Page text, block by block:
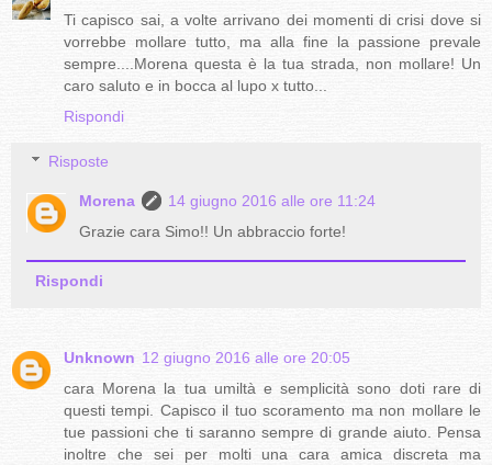
Ti capisco sai, a volte arrivano dei momenti di crisi dove si
vorrebbe mollare tutto, ma alla fine la passione prevale
sempre....Morena questa è la tua strada, non mollare! Un
caro saluto e in bocca al lupo x tutto...
Rispondi
Risposte
Morena
14 giugno 2016 alle ore 11:24
Grazie cara Simo!! Un abbraccio forte!
Rispondi
Unknown 12 giugno 2016 alle ore 20:05
cara Morena la tua umiltà e semplicità sono doti rare di
questi tempi. Capisco il tuo scoramento ma non mollare le
tue passioni che ti saranno sempre di grande aiuto. Pensa
inoltre che sei per molti una cara amica discreta ma